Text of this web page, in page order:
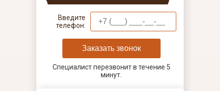
Введите
телефон:
Заказать звонок
Специалист перезвонит в течение 5
минут.